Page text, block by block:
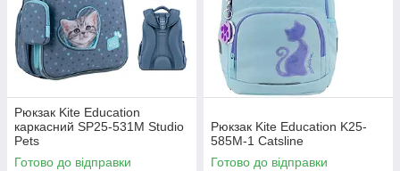
Рюкзак Kite Education
каркасний SP25-531M Studio
Pets
Готово до відправки
Рюкзак Kite Education K25-
585M-1 Catsline
Готово до відправки